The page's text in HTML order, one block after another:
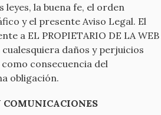
la buena fe, el orden
y el presente Aviso Legal. El
a EL PROPIETARIO DE LA WEB
daños y perjuicios
consecuencia del
obligación.